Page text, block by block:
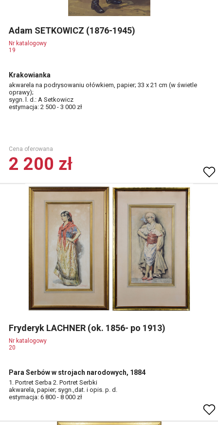
Adam SETKOWICZ (1876-1945)
Nr katalogowy
19
Krakowianka
akwarela na podrysowaniu ołówkiem, papier; 33 x 21 cm (w świetle
oprawy);
sygn. l. d.: A Setkowicz
estymacja: 2 500 - 3 000 zł
Cena oferowana
2 200 zł
Fryderyk LACHNER (ok. 1856- po 1913)
Nr katalogowy
20
Para Serbów w strojach narodowych, 1884
1. Portret Serba 2. Portret Serbki
akwarela, papier; sygn.,dat. i opis. p. d.
estymacja: 6 800 - 8 000 zł